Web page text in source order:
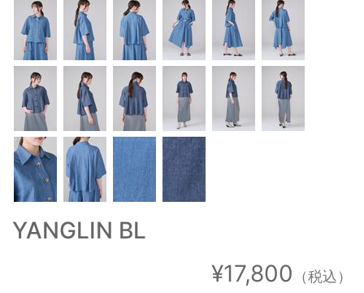
OUTERS : アウター
OUTLET : アウトレット
MENS : メンズ
LADIES : レディース
新規会員登録
お買い物カゴ
ご利用ガイド
YANGLIN BL
¥17,800 （税込）